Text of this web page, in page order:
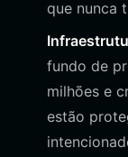
que nunca
fundo de
milhões e
estão